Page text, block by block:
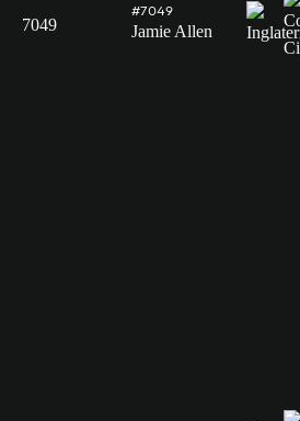
7049
#7049
Jamie Allen